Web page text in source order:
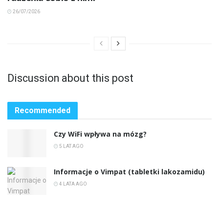
26/07/2026
Discussion about this post
Recommended
Czy WiFi wpływa na mózg?
5 LAT AGO
Informacje o Vimpat (tabletki lakozamidu)
4 LATA AGO